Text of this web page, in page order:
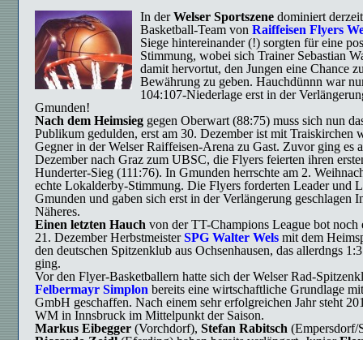
In derWelser Sportszene dominiert
Basketball-Team von Raiffeisen Flyers
Siege hintereinander (!) sorgten für eine
Stimmung, wobei sich Trainer Sebastian
damit hervortut, den Jungen eine Chance
Bewährung zu geben. Hauchdünnn war
104:107-Niederlage erst in der
Gmunden!
Nach dem Heimsieg gegen Oberwart (88:75) muss sich nun
Publikum gedulden, erst am 30. Dezember ist mit Traiskirchen
Gegner in der Welser Raiffeisen-Arena zu Gast. Zuvor ging es
Dezember nach Graz zum UBSC, die Flyers feierten ihren
Hunderter-Sieg (111:76). In Gmunden herrschte am 2.
echte Lokalderby-Stimmung. Die Flyers forderten Leader und
Gmunden und gaben sich erst in der Verlängerung geschlagen
Näheres.
Einen letzten Hauch von der TT-Champions League bot noch
21. Dezember HerbstmeisterSPG Walter Wels mit dem
den deutschen Spitzenklub aus Ochsenhausen, das allerdngs
ging.
Vor den Flyer-Basketballern hatte sich der Welser Rad-
Felbermayr Simplon bereits eine wirtschaftliche Grundlage
GmbH geschaffen. Nach einem sehr erfolgreichen Jahr steht
WM in Innsbruck im Mittelpunkt der Saison.
Markus Eibegger (Vorchdorf), Stefan Rabitsch (Empersdorf/